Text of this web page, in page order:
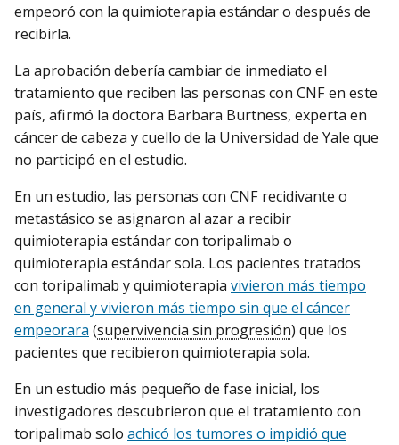
empeoró con la quimioterapia estándar o después de
recibirla.
La aprobación debería cambiar de inmediato el
tratamiento que reciben las personas con CNF en este
país, afirmó la doctora Barbara Burtness, experta en
cáncer de cabeza y cuello de la Universidad de Yale que
no participó en el estudio.
En un estudio, las personas con CNF recidivante o
metastásico se asignaron al azar a recibir
quimioterapia estándar con toripalimab o
quimioterapia estándar sola. Los pacientes tratados
con toripalimab y quimioterapia vivieron más tiempo
en general y vivieron más tiempo sin que el cáncer
empeorara (supervivencia sin progresión) que los
pacientes que recibieron quimioterapia sola.
En un estudio más pequeño de fase inicial, los
investigadores descubrieron que el tratamiento con
toripalimab solo achicó los tumores o impidió que